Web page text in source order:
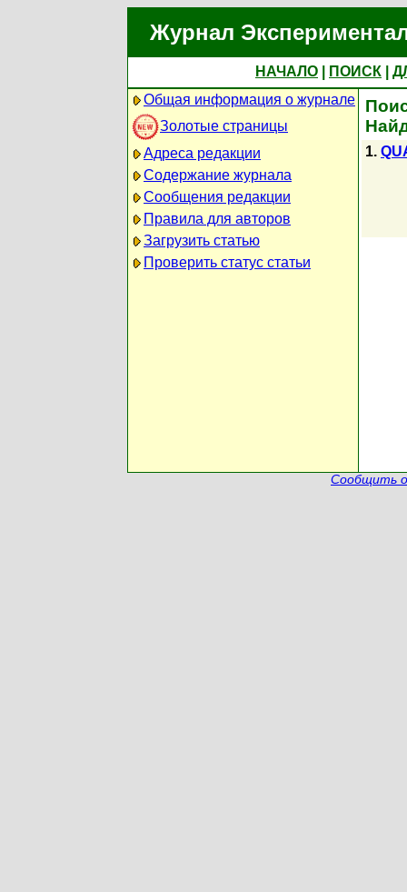
Журнал
НАЧАЛО ПОИСК
Общая информация о журнале
Золотые страницы
Адреса редакции
Содержание журнала
Сообщения редакции
Правила для авторов
Загрузить статью
Проверить статус статьи
1.
Сообщить о